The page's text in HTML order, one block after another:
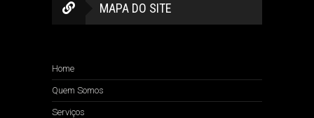
MAPA DO SITE
Home
Quem Somos
Serviços